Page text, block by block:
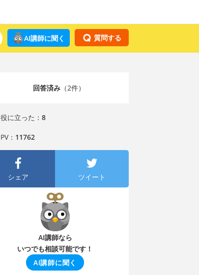
質問する
AI講師に聞く
回答済み（2件）
役に立った： 8
PV： 11762
シェア ツイート
AI講師なら
いつでも相談可能です！
AI講師に聞く